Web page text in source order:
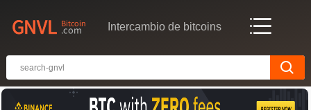
Intercambio de bitcoins